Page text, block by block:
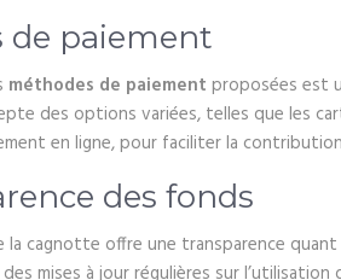
de paiement
méthodes de paiement proposées est
des options variées, telles que les
en ligne, pour faciliter la
des fonds
la cagnotte offre une transparence
mises à jour régulières sur